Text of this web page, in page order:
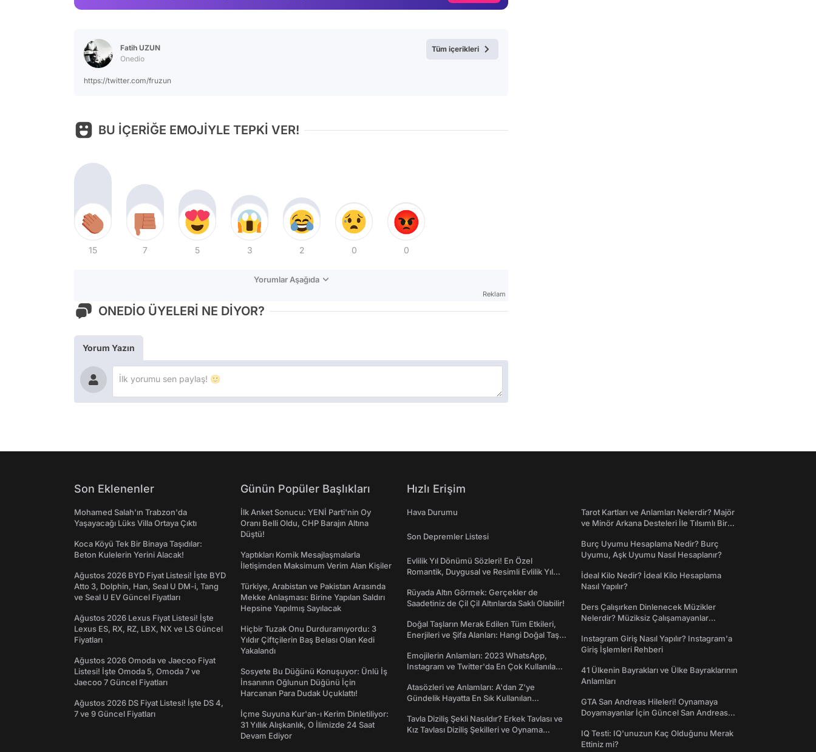
Fatih UZUN
Onedio
https://twitter.com/fruzun
Tüm içerikleri
BU İÇERİĞE EMOJİYLE TEPKİ VER!
15 7 5 3 2 0 0
Yorumlar Aşağıda
Reklam
ONEDİO ÜYELERİ NE DİYOR?
Yorum Yazın
Son Eklenenler
Mohamed Salah'ın Trabzon'da
Yaşayacağı Lüks Villa Ortaya Çıktı
Koca Köyü Tek Bir Binaya Taşıdılar:
Beton Kulelerin Yerini Alacak!
Ağustos 2026 BYD Fiyat Listesi! İşte BYD
Atto 3, Dolphin, Han, Seal U DM-i, Tang
ve Seal U EV Güncel Fiyatları
Ağustos 2026 Lexus Fiyat Listesi! İşte
Lexus ES, RX, RZ, LBX, NX ve LS Güncel
Fiyatları
Ağustos 2026 Omoda ve Jaecoo Fiyat
Listesi! İşte Omoda 5, Omoda 7 ve
Jaecoo 7 Güncel Fiyatları
Ağustos 2026 DS Fiyat Listesi! İşte DS 4,
7 ve 9 Güncel Fiyatları
Günün Popüler Başlıkları
İlk Anket Sonucu: YENİ Parti'nin Oy
Oranı Belli Oldu, CHP Barajın Altına
Düştü!
Yaptıkları Komik Mesajlaşmalarla
İletişimden Maksimum Verim Alan Kişiler
Türkiye, Arabistan ve Pakistan Arasında
Mekke Anlaşması: Birine Yapılan Saldırı
Hepsine Yapılmış Sayılacak
Hiçbir Tuzak Onu Durduramıyordu: 3
Yıldır Çiftçilerin Baş Belası Olan Kedi
Yakalandı
Sosyete Bu Düğünü Konuşuyor: Ünlü İş
İnsanının Oğlunun Düğünü İçin
Harcanan Para Dudak Uçuklattı!
İçme Suyuna Kur'an-ı Kerim Dinletiliyor:
31 Yıllık Alışkanlık, O İlimizde 24 Saat
Devam Ediyor
Hızlı Erişim
Hava Durumu
Son Depremler Listesi
Evlilik Yıl Dönümü Sözleri! En Özel
Romantik, Duygusal ve Resimli Evlilik Yıl
Rüyada Altın Görmek: Gerçekler de
Saadetiniz de Çil Çil Altınlarda Saklı Olabilir!
Doğal Taşların Merak Edilen Tüm Etkileri,
Enerjileri ve Şifa Alanları: Hangi Doğal Taş
Emojilerin Anlamları: 2023 WhatsApp,
Instagram ve Twitter'da En Çok Kullanılan
Atasözleri ve Anlamları: A'dan Z'ye
Gündelik Hayatta En Sık Kullanılan
Tavla Diziliş Şekli Nasıldır? Erkek Tavlası ve
Kız Tavlası Diziliş Şekilleri ve Oynama
Tarot Kartları ve Anlamları Nelerdir? Majör
ve Minör Arkana Desteleri İle Tılsımlı Bir
Burç Uyumu Hesaplama Nedir? Burç
Uyumu, Aşk Uyumu Nasıl Hesaplanır?
İdeal Kilo Nedir? İdeal Kilo Hesaplama
Nasıl Yapılır?
Ders Çalışırken Dinlenecek Müzikler
Nelerdir? Müziksiz Çalışamayanlar
Instagram Giriş Nasıl Yapılır? Instagram'a
Giriş İşlemleri Rehberi
41 Ülkenin Bayrakları ve Ülke Bayraklarının
Anlamları
GTA San Andreas Hileleri! Oynamaya
Doyamayanlar İçin Güncel San Andreas
IQ Testi: IQ'unuzun Kaç Olduğunu Merak
Ettiniz mi?